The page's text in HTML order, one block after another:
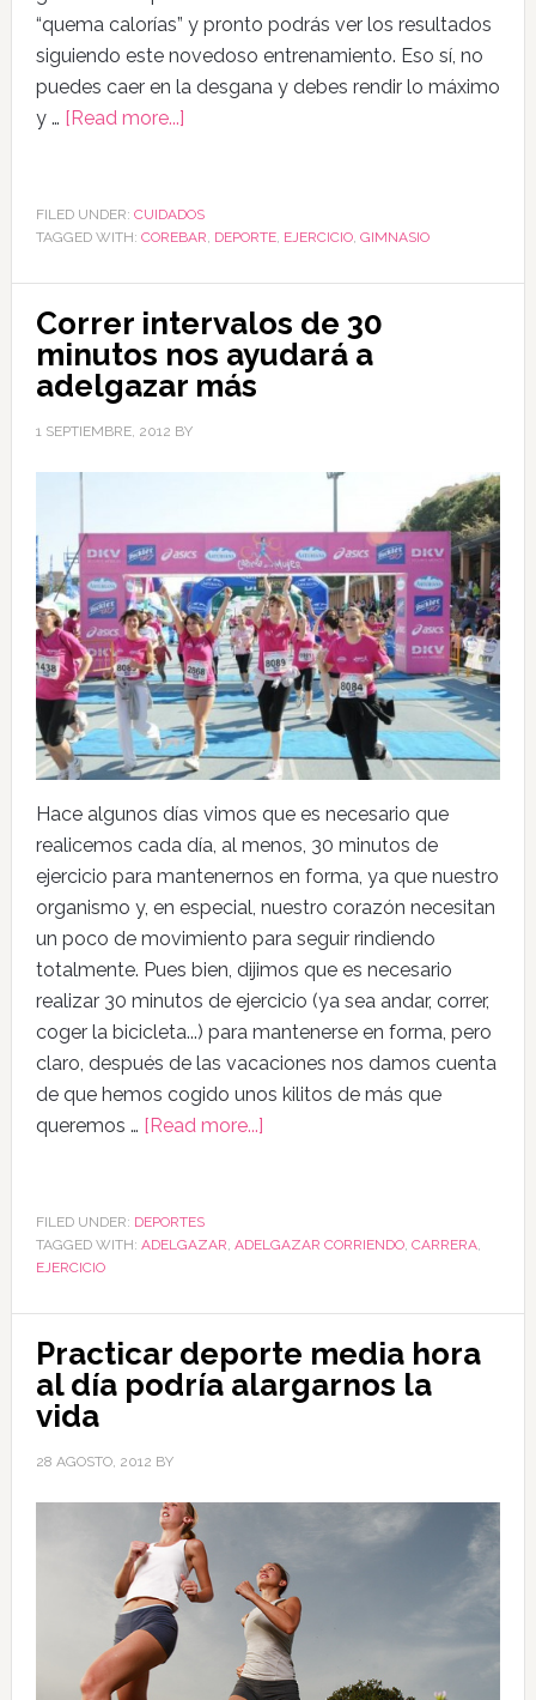
“quema calorías” y pronto podrás ver los resultados
siguiendo este novedoso entrenamiento. Eso sí, no
puedes caer en la desgana y debes rendir lo máximo
y … [Read more...]
FILED UNDER: CUIDADOS
TAGGED WITH: COREBAR, DEPORTE, EJERCICIO, GIMNASIO
Correr intervalos de 30
minutos nos ayudará a
adelgazar más
1 SEPTIEMBRE, 2012 BY
Hace algunos días vimos que es necesario que
realicemos cada día, al menos, 30 minutos de
ejercicio para mantenernos en forma, ya que nuestro
organismo y, en especial, nuestro corazón necesitan
un poco de movimiento para seguir rindiendo
totalmente. Pues bien, dijimos que es necesario
realizar 30 minutos de ejercicio (ya sea andar, correr,
coger la bicicleta...) para mantenerse en forma, pero
claro, después de las vacaciones nos damos cuenta
de que hemos cogido unos kilitos de más que
queremos … [Read more...]
FILED UNDER: DEPORTES
TAGGED WITH: ADELGAZAR, ADELGAZAR CORRIENDO, CARRERA,
EJERCICIO
Practicar deporte media hora
al día podría alargarnos la
vida
28 AGOSTO, 2012 BY